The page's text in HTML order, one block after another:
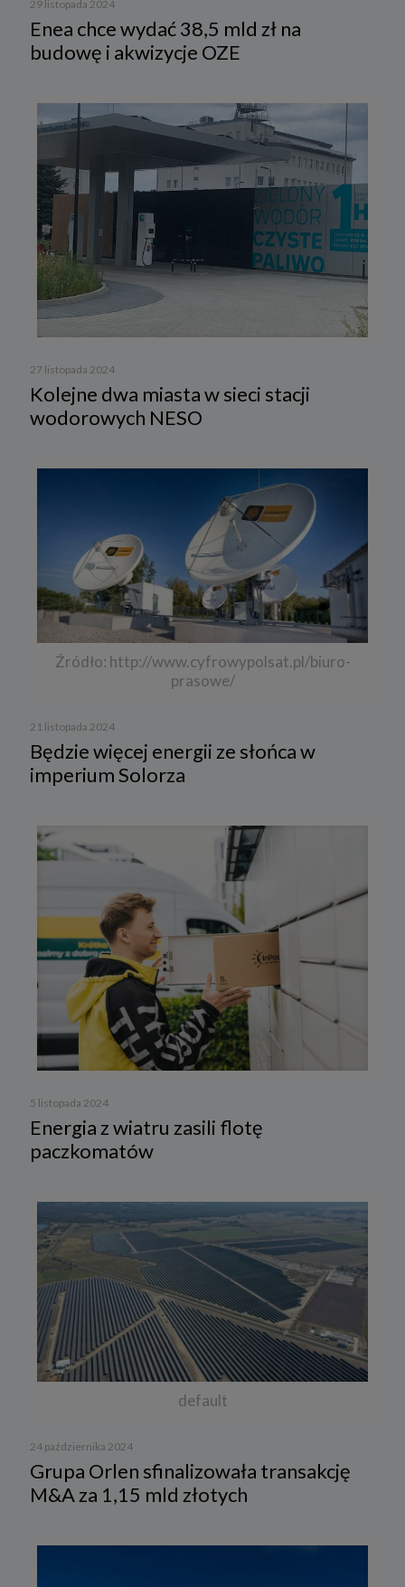
29 listopada 2024
Enea chce wydać 38,5 mld zł na
budowę i akwizycje OZE
27 listopada 2024
Kolejne dwa miasta w sieci stacji
wodorowych NESO
Źródło: http://www.cyfrowypolsat.pl/biuro-
prasowe/
21 listopada 2024
Będzie więcej energii ze słońca w
imperium Solorza
5 listopada 2024
Energia z wiatru zasili flotę
paczkomatów
default
24 października 2024
Grupa Orlen sfinalizowała transakcję
M&A za 1,15 mld złotych